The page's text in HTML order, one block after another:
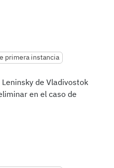
primera instancia
de Vladivostok
en el caso de